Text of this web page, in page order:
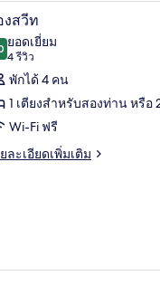
องนอนระดับพรีเมียม, ผ้านวม
พถ่าย
หมด
ง
7
งสวีท
จาก 10
ยอดเยี่ยม
4 รีวิว
(4
รีวิว)
พักได้ 4 คน
1 เตียงสำหรับสองท่าน หรือ
Wi-Fi ฟรี
ละเอียดเพิ่มเติม
ต์, เครื่องนอนระดับพรีเมียม,